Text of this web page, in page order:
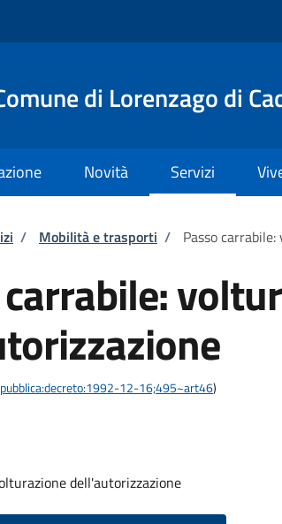
di Lorenzago di
Novità Servizi
di pane
/ Mobilità e trasporti / Passo
12-16;495~art46)
dell'autorizzazione